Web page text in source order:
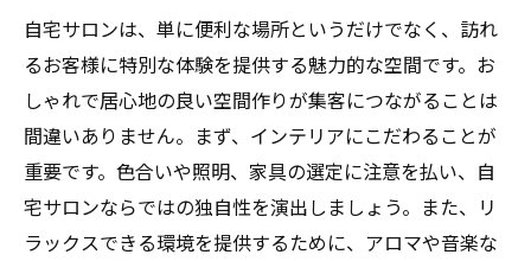
良さ
実際の事例から学ぶ！おしゃれな空間作りのポ
イント
自宅サロンの未来：魅力的な空間を手に入れる
ために
自宅サロンは、単に便利な場所というだけでなく、訪れ
るお客様に特別な体験を提供する魅力的な空間です。お
しゃれで居心地の良い空間作りが集客につながることは
間違いありません。まず、インテリアにこだわることが
重要です。色合いや照明、家具の選定に注意を払い、自
宅サロンならではの独自性を演出しましょう。また、リ
ラックスできる環境を提供するために、アロマや音楽な